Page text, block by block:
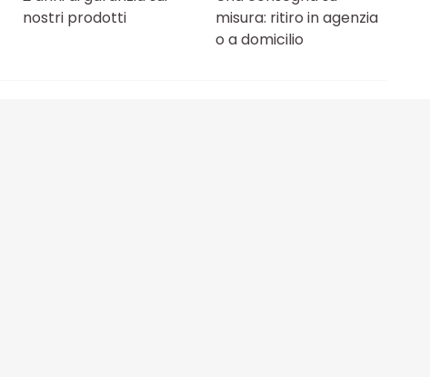
nostri prodotti
misura: ritiro in agenzia
o a domicilio